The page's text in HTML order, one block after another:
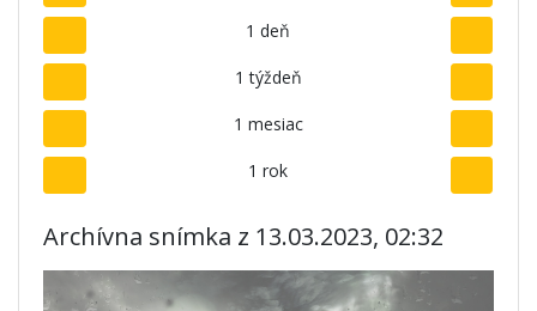
1 deň
1 týždeň
1 mesiac
1 rok
Archívna snímka z 13.03.2023, 02:32